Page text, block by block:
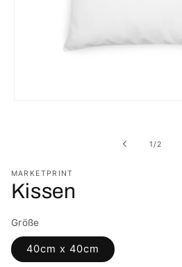
1 /von
2
MARKETPRINT
Kissen
Größe
40cm x 40cm